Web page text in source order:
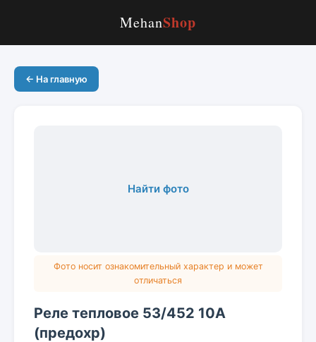
MehanShop
← На главную
Найти фото
Фото носит ознакомительный характер и может
отличаться
Реле тепловое 53/452 10А
(предохр)